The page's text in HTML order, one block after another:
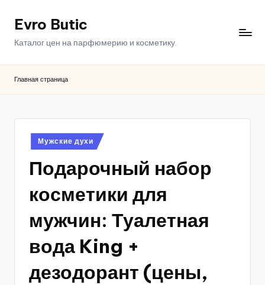
ПерейтиEvro Butic
Каталог цен на парфюмерию и косметику.
Главная страница
Опубликовано
в
Мужские духи
Подарочный набор
косметики для
мужчин: Туалетная
вода King +
дезодорант (цены,